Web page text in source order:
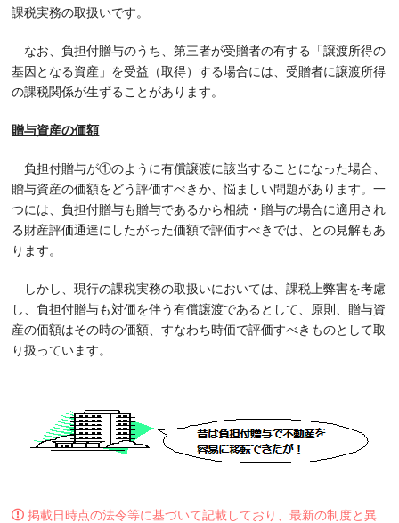
課税実務の取扱いです。
なお、負担付贈与のうち、第三者が受贈者の有する「譲渡所得の
基因となる資産」を受益（取得）する場合には、受贈者に譲渡所得
の課税関係が生ずることがあります。
贈与資産の価額
負担付贈与が①のように有償譲渡に該当することになった場合、
贈与資産の価額をどう評価すべきか、悩ましい問題があります。一
つには、負担付贈与も贈与であるから相続・贈与の場合に適用され
る財産評価通達にしたがった価額で評価すべきでは、との見解もあ
ります。
しかし、現行の課税実務の取扱いにおいては、課税上弊害を考慮
し、負担付贈与も対価を伴う有償譲渡であるとして、原則、贈与資
産の価額はその時の価額、すなわち時価で評価すべきものとして取
り扱っています。
掲載日時点の法令等に基づいて記載しており、最新の制度と異